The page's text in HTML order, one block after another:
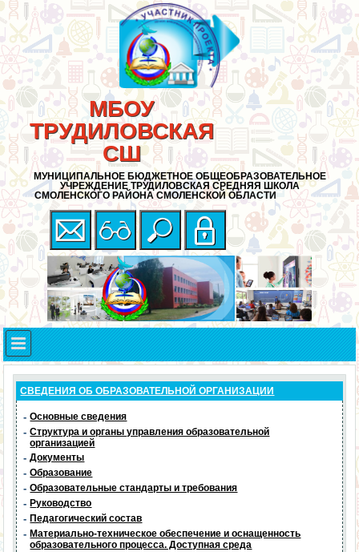
МБОУ
ТРУДИЛОВСКАЯ
СШ
МУНИЦИПАЛЬНОЕ БЮДЖЕТНОЕ ОБЩЕОБРАЗОВАТЕЛЬНОЕ
УЧРЕЖДЕНИЕ ТРУДИЛОВСКАЯ СРЕДНЯЯ ШКОЛА
СМОЛЕНСКОГО РАЙОНА СМОЛЕНСКОЙ ОБЛАСТИ
СВЕДЕНИЯ ОБ ОБРАЗОВАТЕЛЬНОЙ ОРГАНИЗАЦИИ
- Основные сведения
- Структура и органы управления образовательной
организацией
- Документы
- Образование
- Образовательные стандарты и требования
- Руководство
- Педагогический состав
- Материально-техническое обеспечение и оснащенность
образовательного процесса. Доступная среда